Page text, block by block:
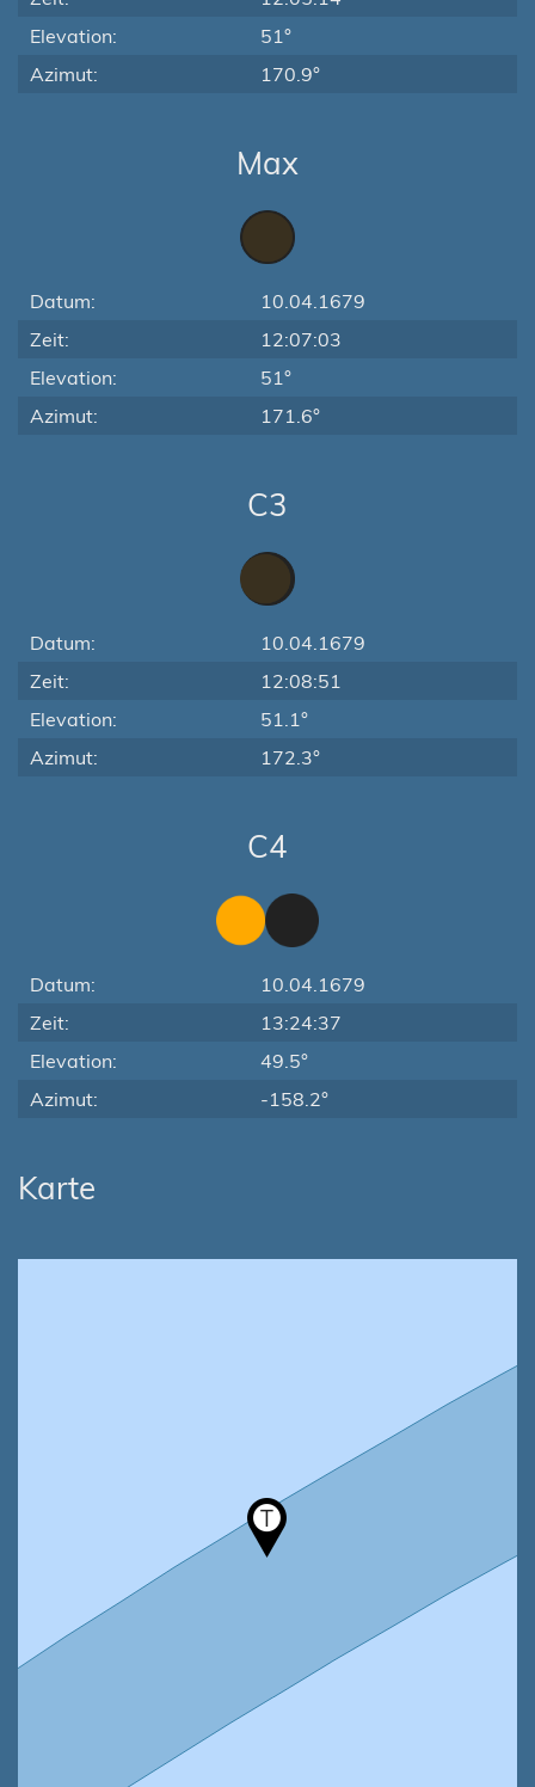
Elevation:
51°
Azimut:
170.9°
Max
Datum:
10.04.1679
Zeit:
12:07:03
Elevation:
51°
Azimut:
171.6°
C3
Datum:
10.04.1679
Zeit:
12:08:51
Elevation:
51.1°
Azimut:
172.3°
C4
Datum:
10.04.1679
Zeit:
13:24:37
Elevation:
49.5°
Azimut:
-158.2°
Karte